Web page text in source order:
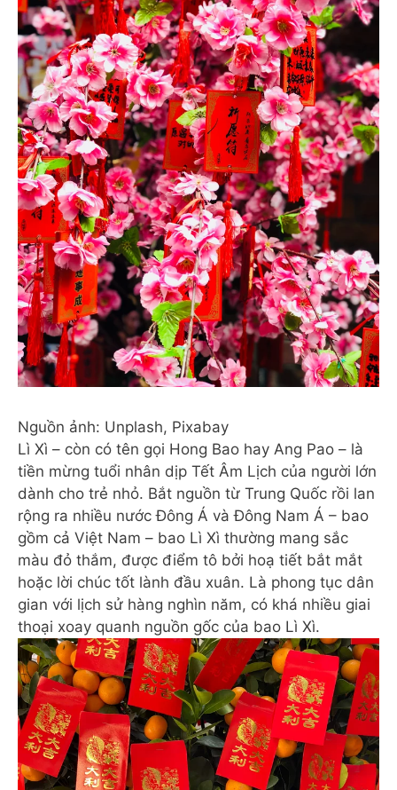
Nguồn ảnh: Unplash, Pixabay
Lì Xì – còn có tên gọi Hong Bao hay Ang Pao – là
tiền mừng tuổi nhân dịp Tết Âm Lịch của người lớn
dành cho trẻ nhỏ. Bắt nguồn từ Trung Quốc rồi lan
rộng ra nhiều nước Đông Á và Đông Nam Á – bao
gồm cả Việt Nam – bao Lì Xì thường mang sắc
màu đỏ thắm, được điểm tô bởi hoạ tiết bắt mắt
hoặc lời chúc tốt lành đầu xuân. Là phong tục dân
gian với lịch sử hàng nghìn năm, có khá nhiều giai
thoại xoay quanh nguồn gốc của bao Lì Xì.